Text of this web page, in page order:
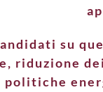
su
riduzione